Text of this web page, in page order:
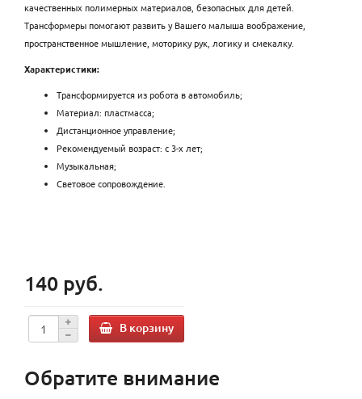
качественных полимерных материалов, безопасных для детей.
Трансформеры помогают развить у Вашего малыша воображение,
пространственное мышление, моторику рук, логику и смекалку.
Характеристики:
Трансформируется из робота в автомобиль;
Материал: пластмасса;
Дистанционное управление;
Рекомендуемый возраст: с 3-х лет;
Музыкальная;
Световое сопровождение.
140 руб.
В корзину
Обратите внимание